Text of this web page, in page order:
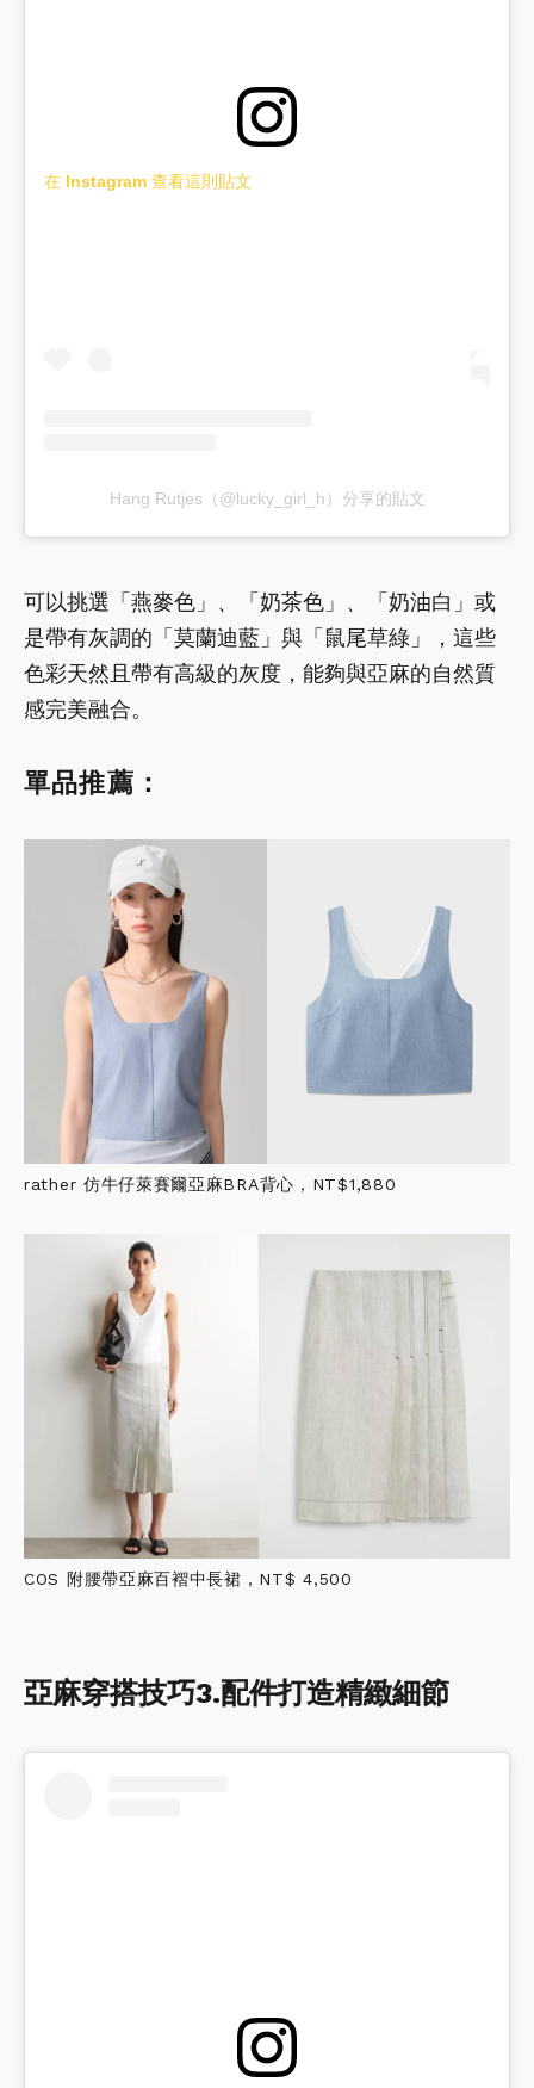
在 Instagram 查看這則貼文
Hang Rutjes（@lucky_girl_h）分享的貼文
可以挑選「燕麥色」、「奶茶色」、「奶油白」或
是帶有灰調的「莫蘭迪藍」與「鼠尾草綠」，這些
色彩天然且帶有高級的灰度，能夠與亞麻的自然質
感完美融合。
單品推薦：
rather 仿牛仔萊賽爾亞麻BRA背心，NT$1,880
COS 附腰帶亞麻百褶中長裙，NT$ 4,500
亞麻穿搭技巧3.配件打造精緻細節